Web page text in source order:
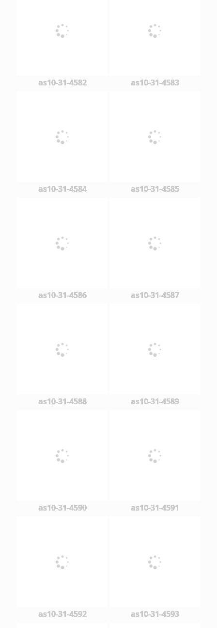
as10-31-4582 as10-31-4583
as10-31-4584 as10-31-4585
as10-31-4586 as10-31-4587
as10-31-4588 as10-31-4589
as10-31-4590 as10-31-4591
as10-31-4592 as10-31-4593